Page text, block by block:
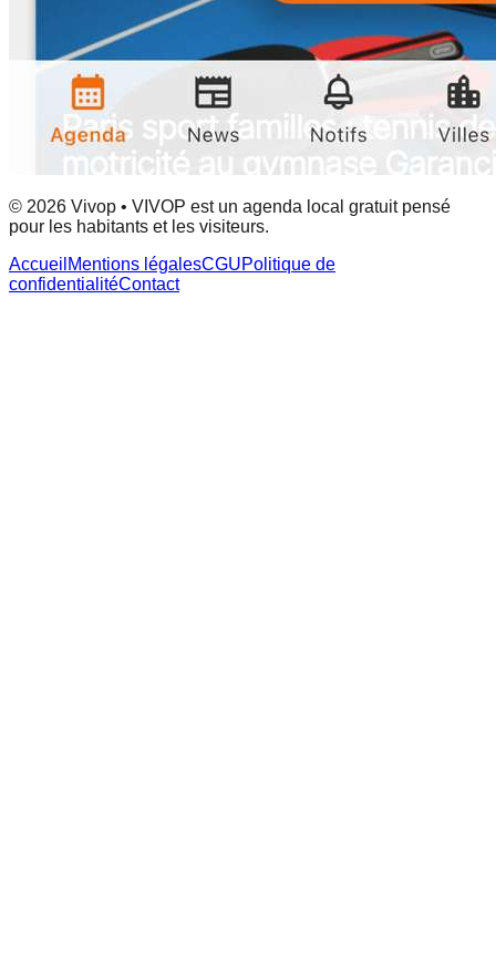
© 2026 Vivop • VIVOP est un agenda local gratuit pensé
pour les habitants et les visiteurs.
Accueil Mentions légalesCGUPolitique de
confidentialitéContact